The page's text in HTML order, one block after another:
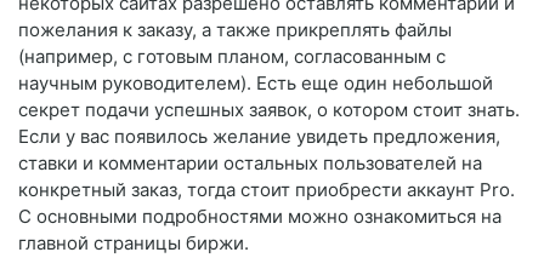
пожелания к заказу, а также прикреплять файлы
(например, с готовым планом, согласованным с
научным руководителем). Есть еще один небольшой
секрет подачи успешных заявок, о котором стоит знать.
Если у вас появилось желание увидеть предложения,
ставки и комментарии остальных пользователей на
конкретный заказ, тогда стоит приобрести аккаунт Pro.
С основными подробностями можно ознакомиться на
главной страницы биржи.